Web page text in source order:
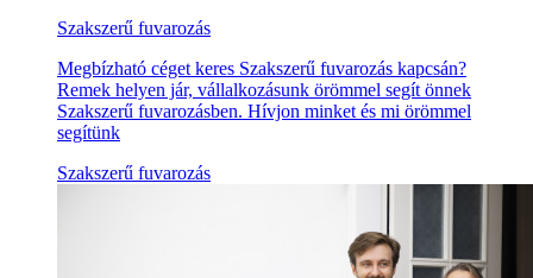
Szakszerű fuvarozás
Megbízható céget keres Szakszerű fuvarozás kapcsán?
Remek helyen jár, vállalkozásunk örömmel segít önnek
Szakszerű fuvarozásben. Hívjon minket és mi örömmel
segítünk
Szakszerű fuvarozás